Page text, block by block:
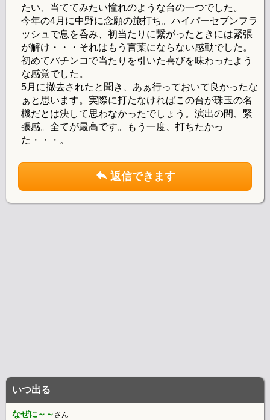
たい、当ててみたい憧れのような台の一つでした。
今年の4月に中野に念願の旅打ち。ハイパーセブンフラ
ッシュで息を呑み、初当たりに繋がったときには緊張
が解け・・・それはもう言葉にならない感動でした。
初めてパチンコで当たりを引いた喜びを味わったよう
な感覚でした。
5月に撤去されたと聞き、あぁ行っておいて良かったな
ぁと思います。実際に打たなければこの台が珠玉の名
機だとは決して思わなかったでしょう。演出の間、緊
張感。全てが最高です。もう一度、打ちたかっ
た・・・。
返信できます
いつ出る
なぜに～～ さん